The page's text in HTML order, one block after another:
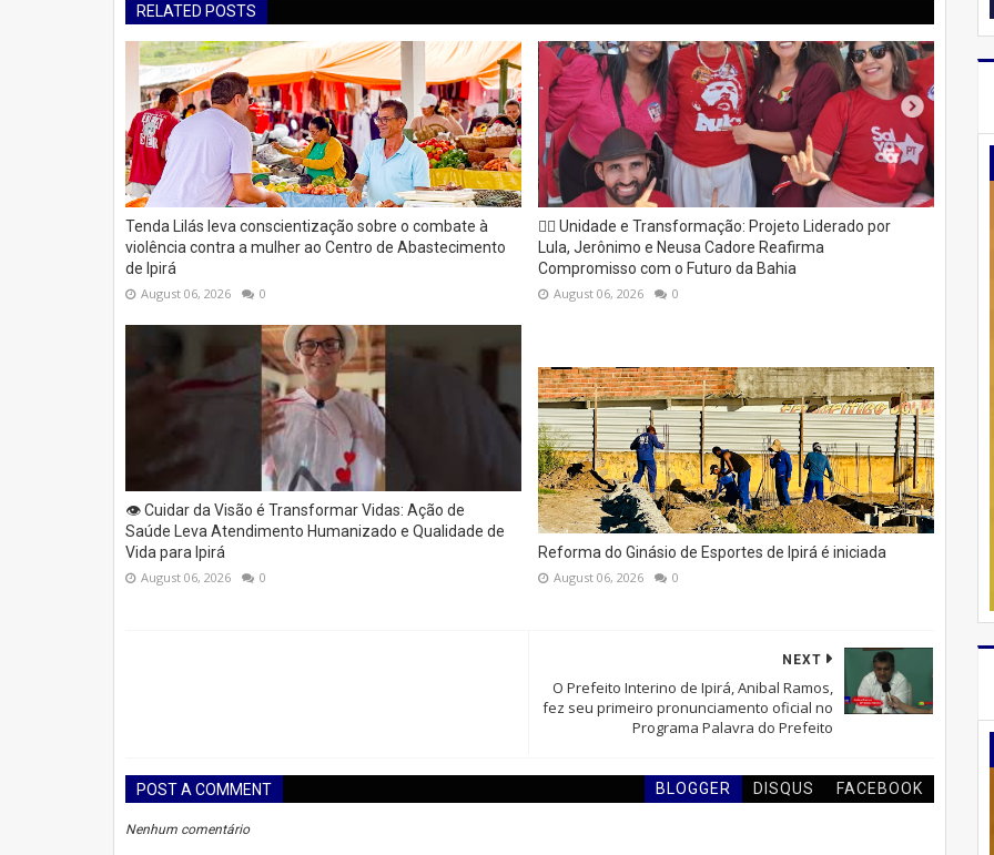
RELATED POSTS
Tenda Lilás leva conscientização sobre o combate à
violência contra a mulher ao Centro de Abastecimento
de Ipirá
August 06, 2026 0
✊🏽 Unidade e Transformação: Projeto Liderado por
Lula, Jerônimo e Neusa Cadore Reafirma
Compromisso com o Futuro da Bahia
August 06, 2026 0
👁️ Cuidar da Visão é Transformar Vidas: Ação de
Saúde Leva Atendimento Humanizado e Qualidade de
Vida para Ipirá
August 06, 2026 0
Reforma do Ginásio de Esportes de Ipirá é iniciada
August 06, 2026 0
NEXT
O Prefeito Interino de Ipirá, Anibal Ramos,
fez seu primeiro pronunciamento oficial no
Programa Palavra do Prefeito
POST A COMMENT BLOGGER DISQUS FACEBOOK
Nenhum comentário